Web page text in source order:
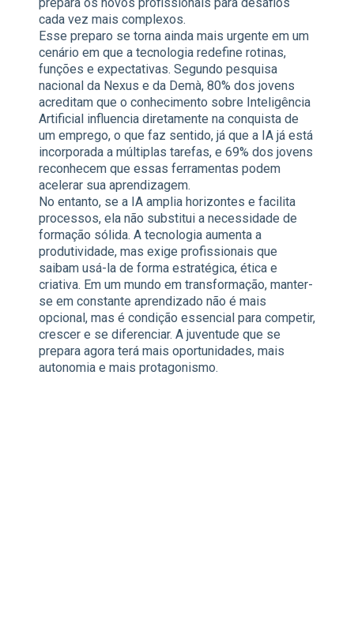
cada vez mais complexos.
Esse preparo se torna ainda mais urgente em um
cenário em que a tecnologia redefine rotinas,
funções e expectativas. Segundo pesquisa
nacional da Nexus e da Demà, 80% dos jovens
acreditam que o conhecimento sobre Inteligência
Artificial influencia diretamente na conquista de
um emprego, o que faz sentido, já que a IA já está
incorporada a múltiplas tarefas, e 69% dos jovens
reconhecem que essas ferramentas podem
acelerar sua aprendizagem.
No entanto, se a IA amplia horizontes e facilita
processos, ela não substitui a necessidade de
formação sólida. A tecnologia aumenta a
produtividade, mas exige profissionais que
saibam usá-la de forma estratégica, ética e
criativa. Em um mundo em transformação, manter-
se em constante aprendizado não é mais
opcional, mas é condição essencial para competir,
crescer e se diferenciar. A juventude que se
prepara agora terá mais oportunidades, mais
autonomia e mais protagonismo.